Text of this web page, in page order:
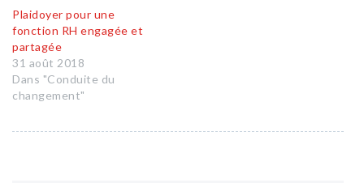
Plaidoyer pour une
fonction RH engagée et
partagée
31 août 2018
Dans "Conduite du
changement"